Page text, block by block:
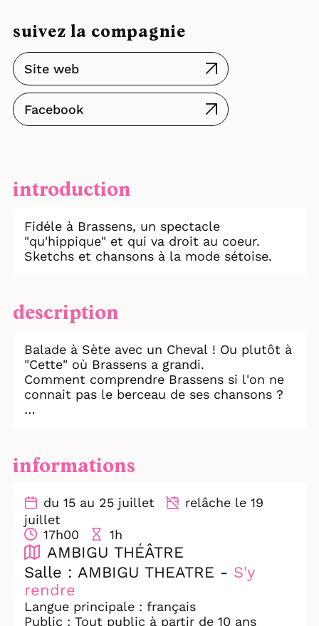
suivez la compagnie
Site web
Facebook
introduction
Fidéle à Brassens, un spectacle
"qu'hippique" et qui va droit au coeur.
Sketchs et chansons à la mode sétoise.
description
Balade à Sète avec un Cheval ! Ou plutôt à
"Cette" où Brassens a grandi.
Comment comprendre Brassens si l'on ne
connait pas le berceau de ses chansons ?
amours, ses emmerdes", rencontrer un
"Bonna...fée" qui l'a mis sur les chemins de
Vous parlerez sétois avec deux vieilles
"Sétories" qui font à Georges une ... " belle
réputation". Voilà de quoi comprendre
comment s'est construit l'amoureux, le
libertaire, le poète... pardon le maître de la
chanson française !
Dans une alternance des scénettes, de
chansons, de lecture (participative), Cheval
informations
du 15 au 25 juillet
relâche le 19
juillet
17h00
1h
AMBIGU THÉÂTRE
Salle : AMBIGU THEATRE - S'y
rendre
Langue principale : français
Public : Tout public à partir de 10 ans